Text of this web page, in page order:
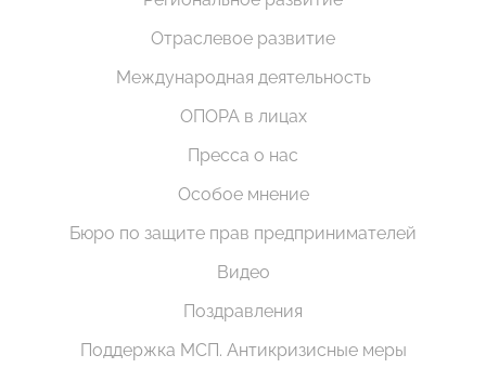
Отраслевое развитие
Международная деятельность
ОПОРА в лицах
Пресса о нас
Особое мнение
Бюро по защите прав предпринимателей
Видео
Поздравления
Поддержка МСП. Антикризисные меры